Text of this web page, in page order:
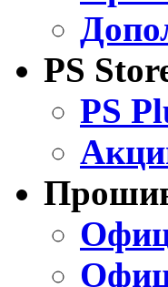
PS
PS